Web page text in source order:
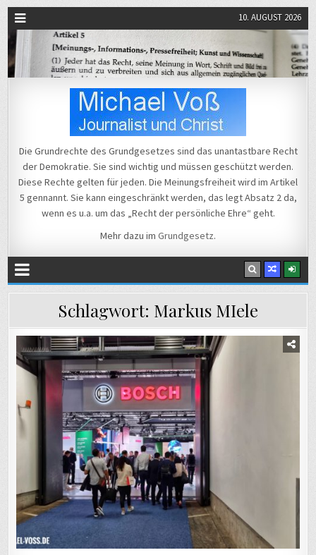
10. AUGUST 2026
Michael Voß
Die Grundrechte des Grundgesetzes sind das unantastbare Recht
der Demokratie. Sie sind wichtig und müssen geschützt werden.
Diese Rechte gelten für jeden. Die Meinungsfreiheit wird im Artikel
5 gennannt. Sie kann eingeschränkt werden, das legt Absatz 2 da,
wenn es u.a. um das „Recht der persönliche Ehre“ geht.
Mehr dazu im Grundgesetz.
Schlagwort: Markus MIele